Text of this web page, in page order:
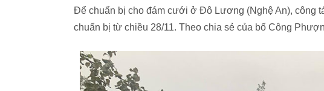
Để chuẩn bị cho đám cưới ở Đô Lương (Nghệ An), công
chuẩn bị từ chiều 28/11. Theo chia sẻ của bố Công